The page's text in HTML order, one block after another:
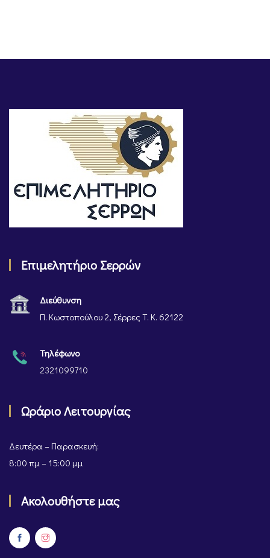
Επιμελητήριο Σερρών
Διεύθυνση
Π. Κωστοπούλου 2, Σέρρες Τ. Κ. 62122
Τηλέφωνο
2321099710
Ωράριο Λειτουργίας
Δευτέρα – Παρασκευή:
8:00 πμ – 15:00 μμ
Ακολουθήστε μας